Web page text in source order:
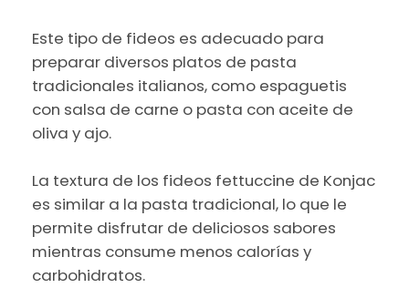
Este tipo de fideos es adecuado para
preparar diversos platos de pasta
tradicionales italianos, como espaguetis
con salsa de carne o pasta con aceite de
oliva y ajo.
La textura de los fideos fettuccine de Konjac
es similar a la pasta tradicional, lo que le
permite disfrutar de deliciosos sabores
mientras consume menos calorías y
carbohidratos.